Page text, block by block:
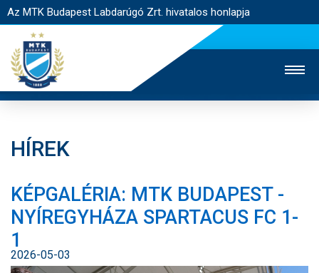
Az MTK Budapest Labdarúgó Zrt. hivatalos honlapja
JEGYÉRTÉKESÍTÉS
WEBSHOP
STADION
EGYESÜLET
KAPCSOLAT
NYITÓLAP
HÍREK
KÉPGALÉRIA: MTK BUDAPEST -
NYÍREGYHÁZA SPARTACUS FC 1-
1
2026-05-03